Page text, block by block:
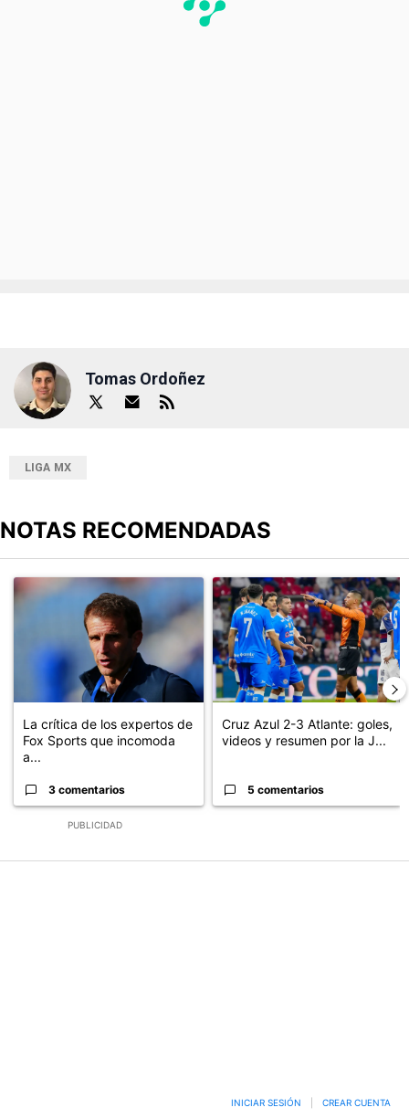
Tomas Ordoñez
LIGA MX
NOTAS RECOMENDADAS
PUBLICIDAD
Un artículo de tendencia con el título "La crítica de los expertos
La crítica de los expertos de
Fox Sports que incomoda
a...
3 comentarios
Un artículo de tendencia con el
Cruz Azul 2-3 Atlante: goles,
videos y resumen por la J...
5 comentarios
INICIAR SESIÓN CREAR CUENTA